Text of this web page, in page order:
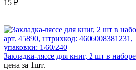
15 ₽
арт. 45890, штрихкод: 4606008381231,
упаковки: 1/60/240
Закладка-ляссе для книг, 2 шт в наборе
цена за 1шт.